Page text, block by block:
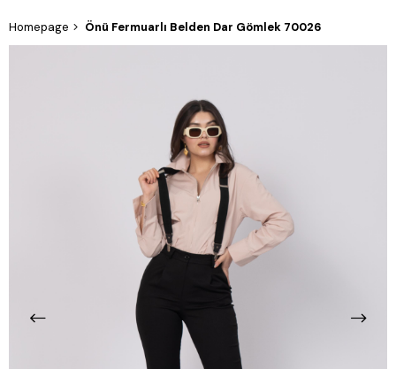
Homepage Önü Fermuarlı Belden Dar Gömlek 70026